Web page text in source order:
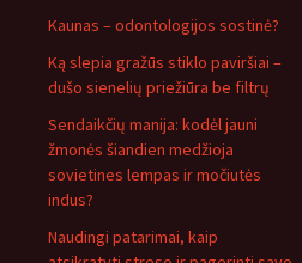
Kaunas – odontologijos sostinė?
Ką slepia gražūs stiklo paviršiai –
dušo sienelių priežiūra be filtrų
Sendaikčių manija: kodėl jauni
žmonės šiandien medžioja
sovietines lempas ir močiutės
indus?
Naudingi patarimai, kaip